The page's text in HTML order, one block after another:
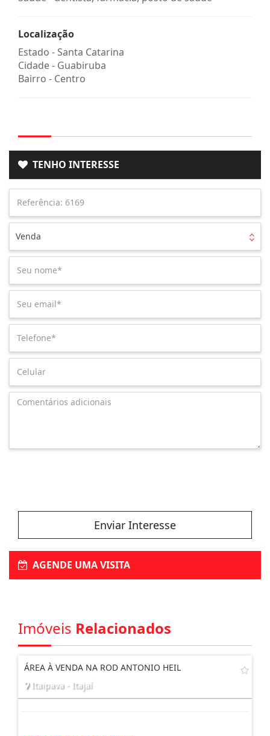
Localização
Estado -Santa Catarina
Cidade - Guabiruba
Bairro - Centro
TENHO INTERESSE
Venda
Enviar Interesse
AGENDE UMA VISITA
Imóveis Relacionados
ÁREA À VENDA NA ROD ANTONIO HEIL
Itaipava - Itajaí